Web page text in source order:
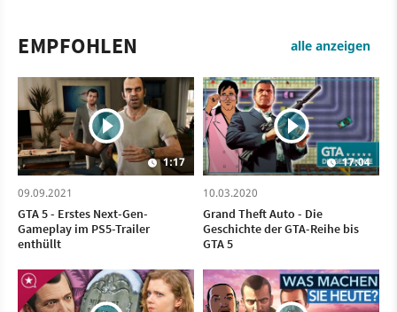
EMPFOHLEN alle anzeigen
1:17
09.09.2021
GTA 5 - Erstes Next-Gen-
Gameplay im PS5-Trailer
enthüllt
17:04
10.03.2020
Grand Theft Auto - Die
Geschichte der GTA-Reihe bis
GTA 5